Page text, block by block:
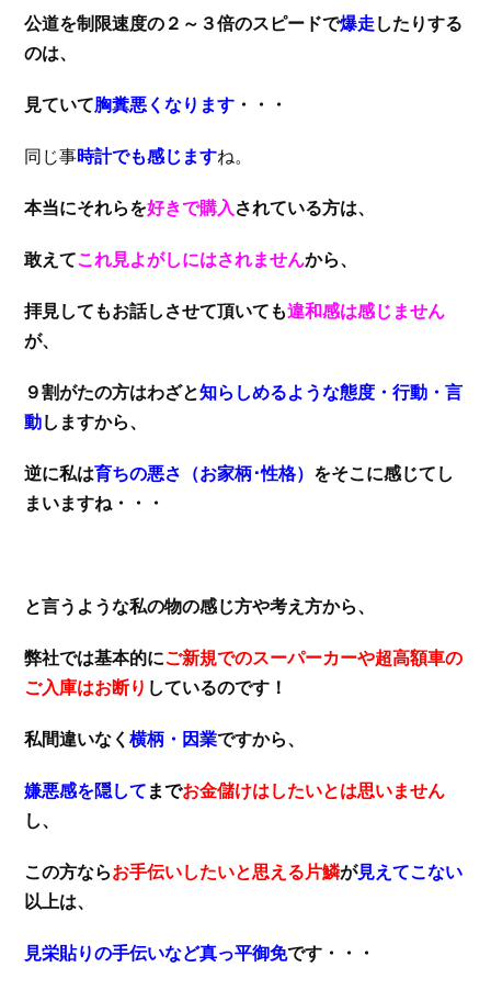
公道を制限速度の２～３倍のスピードで爆走 したりする
のは、
見ていて胸糞悪くなります ・・・
同じ事時計でも感じますね。
本当にそれらを好きで購入 されている方は、
敢えてこれ見よがしにはされませんから、
拝見してもお話しさせて頂いても違和感は感じません
が、
９割がたの方はわざと知らしめるような態度・行動・言
動しますから、
逆に私は育ちの悪さ（お家柄･性格） をそこに感じてし
まいますね・・・
と言うような私の物の感じ方や考え方から、
弊社では基本的にご新規でのスーパーカーや超高額車の
ご入庫はお断り しているのです！
私間違いなく横柄・因業ですから、
嫌悪感を隠して までお金儲けはしたいとは思いません
し、
この方ならお手伝いしたいと思える片鱗が見えてこない
以上は、
見栄貼りの手伝いなど真っ平御免です・・・